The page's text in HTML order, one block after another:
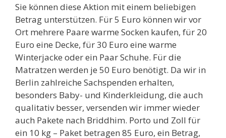
Sie können diese Aktion mit einem beliebigen
Betrag unterstützen. Für 5 Euro können wir vor
Ort mehrere Paare warme Socken kaufen, für 20
Euro eine Decke, für 30 Euro eine warme
Winterjacke oder ein Paar Schuhe. Für die
Matratzen werden je 50 Euro benötigt. Da wir in
Berlin zahlreiche Sachspenden erhalten,
besonders Baby- und Kinderkleidung, die auch
qualitativ besser, versenden wir immer wieder
auch Pakete nach Briddhim. Porto und Zoll für
ein 10 kg – Paket betragen 85 Euro, ein Betrag,